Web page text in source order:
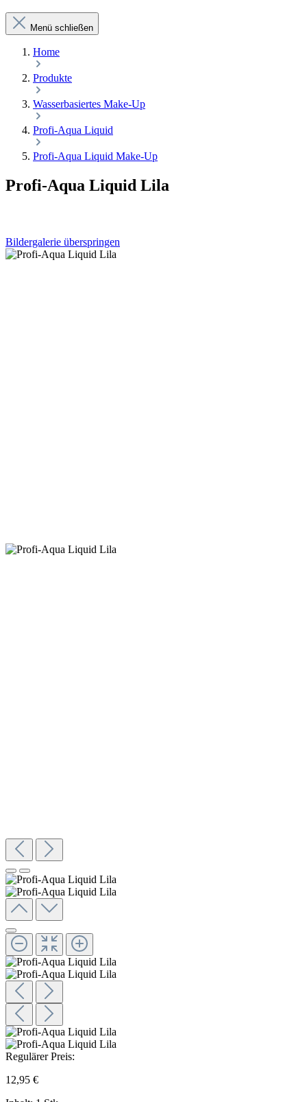
Menü schließen
Home
Produkte
Wasserbasiertes Make-Up
Profi-Aqua Liquid
Profi-Aqua Liquid Make-Up
Profi-Aqua Liquid Lila
Bildergalerie überspringen
Regulärer Preis:
12,95 €